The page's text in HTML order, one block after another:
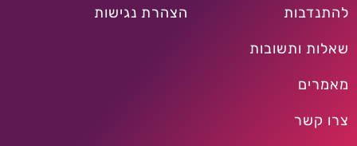
להתנדבות
שאלות ותשובות
מאמרים
צרו קשר
הצהרת נגישות